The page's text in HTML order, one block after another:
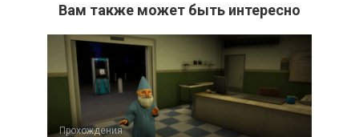
Вам также может быть интересно
Прохождения